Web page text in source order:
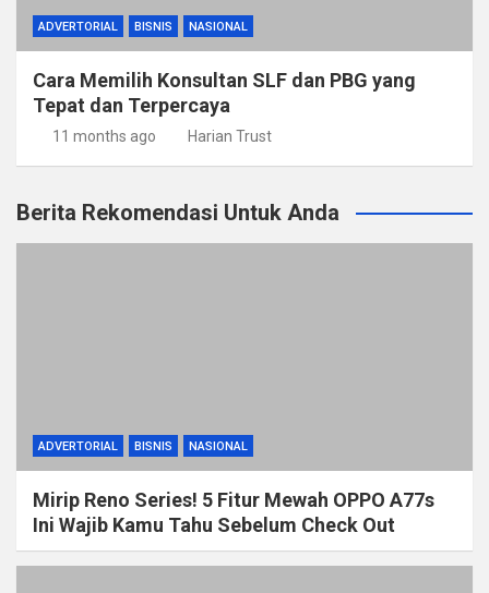
ADVERTORIAL BISNIS NASIONAL
Cara Memilih Konsultan SLF dan PBG yang
Tepat dan Terpercaya
11 months ago Harian Trust
Berita Rekomendasi Untuk Anda
ADVERTORIAL BISNIS NASIONAL
Mirip Reno Series! 5 Fitur Mewah OPPO A77s
Ini Wajib Kamu Tahu Sebelum Check Out